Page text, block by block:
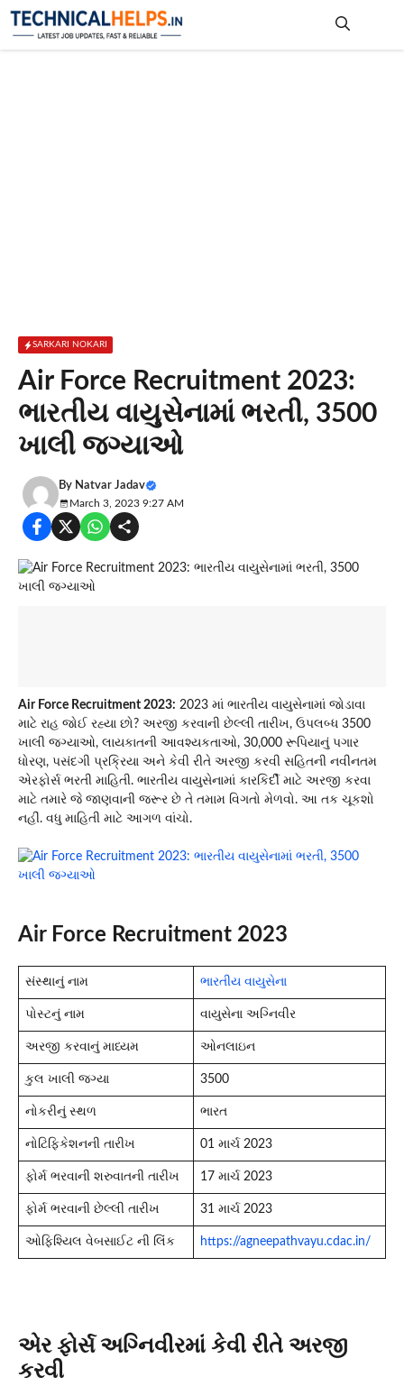
Skip
SARKARI NOKARI
Air Force Recruitment 2023:
ભારતીય વાયુસેનામાં ભરતી, 3500
ખાલી જગ્યાઓ
By Natvar Jadav
March 3, 2023 9:27 AM
Air Force Recruitment 2023: 2023 માં ભારતીય વાયુસેનામાં જોડાવા
માટે રાહ જોઈ રહ્યા છો? અરજી કરવાની છેલ્લી તારીખ, ઉપલબ્ધ 3500
ખાલી જગ્યાઓ, લાયકાતની આવશ્યકતાઓ, 30,000 રૂપિયાનું પગાર
ધોરણ, પસંદગી પ્રક્રિયા અને કેવી રીતે અરજી કરવી સહિતની નવીનતમ
એરફોર્સ ભરતી માહિતી. ભારતીય વાયુસેનામાં કારકિર્દી માટે અરજી કરવા
માટે તમારે જે જાણવાની જરૂર છે તે તમામ વિગતો મેળવો. આ તક ચૂકશો
નહીં. વધુ માહિતી માટે આગળ વાંચો.
Air Force Recruitment 2023
સંસ્થાનું નામ ભારતીય વાયુસેના
પોસ્ટનું નામ વાયુસેના અગ્નિવીર
અરજી કરવાનું માધ્યમ ઓનલાઇન
કુલ ખાલી જગ્યા 3500
નોકરીનું સ્થળ ભારત
નોટિફિકેશનની તારીખ 01 માર્ચ 2023
ફોર્મ ભરવાની શરુવાતની તારીખ 17 માર્ચ 2023
ફોર્મ ભરવાની છેલ્લી તારીખ 31 માર્ચ 2023
ઓફિશ્યિલ વેબસાઈટ ની લિંક https://agneepathvayu.cdac.in/
એર ફોર્સ અગ્નિવીરમાં કેવી રીતે અરજી
કરવી